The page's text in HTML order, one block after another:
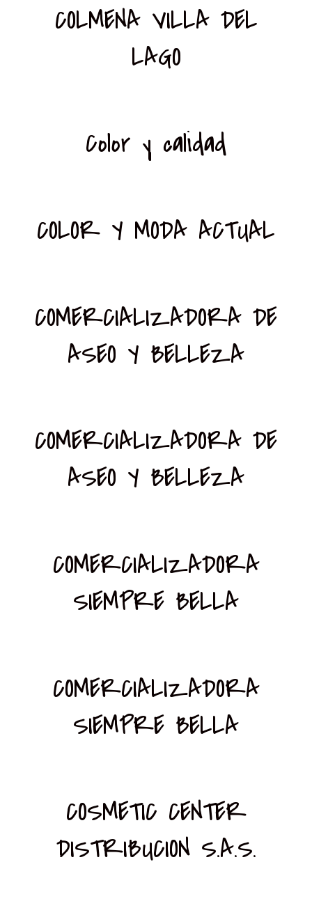
COLMENA VILLA DEL
LAGO
Color y calidad
COLOR Y MODA ACTUAL
COMERCIALIZADORA DE
ASEO Y BELLEZA
COMERCIALIZADORA DE
ASEO Y BELLEZA
COMERCIALIZADORA
SIEMPRE BELLA
COMERCIALIZADORA
SIEMPRE BELLA
COSMETIC CENTER
DISTRIBUCION S.A.S.